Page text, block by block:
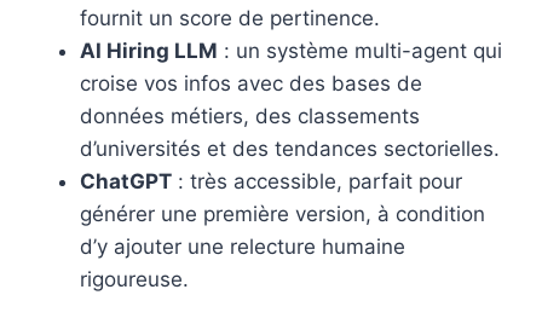
fournit un score de pertinence.
AI Hiring LLM : un système multi-agent qui
croise vos infos avec des bases de
données métiers, des classements
d’universités et des tendances sectorielles.
ChatGPT : très accessible, parfait pour
générer une première version, à condition
d’y ajouter une relecture humaine
rigoureuse.